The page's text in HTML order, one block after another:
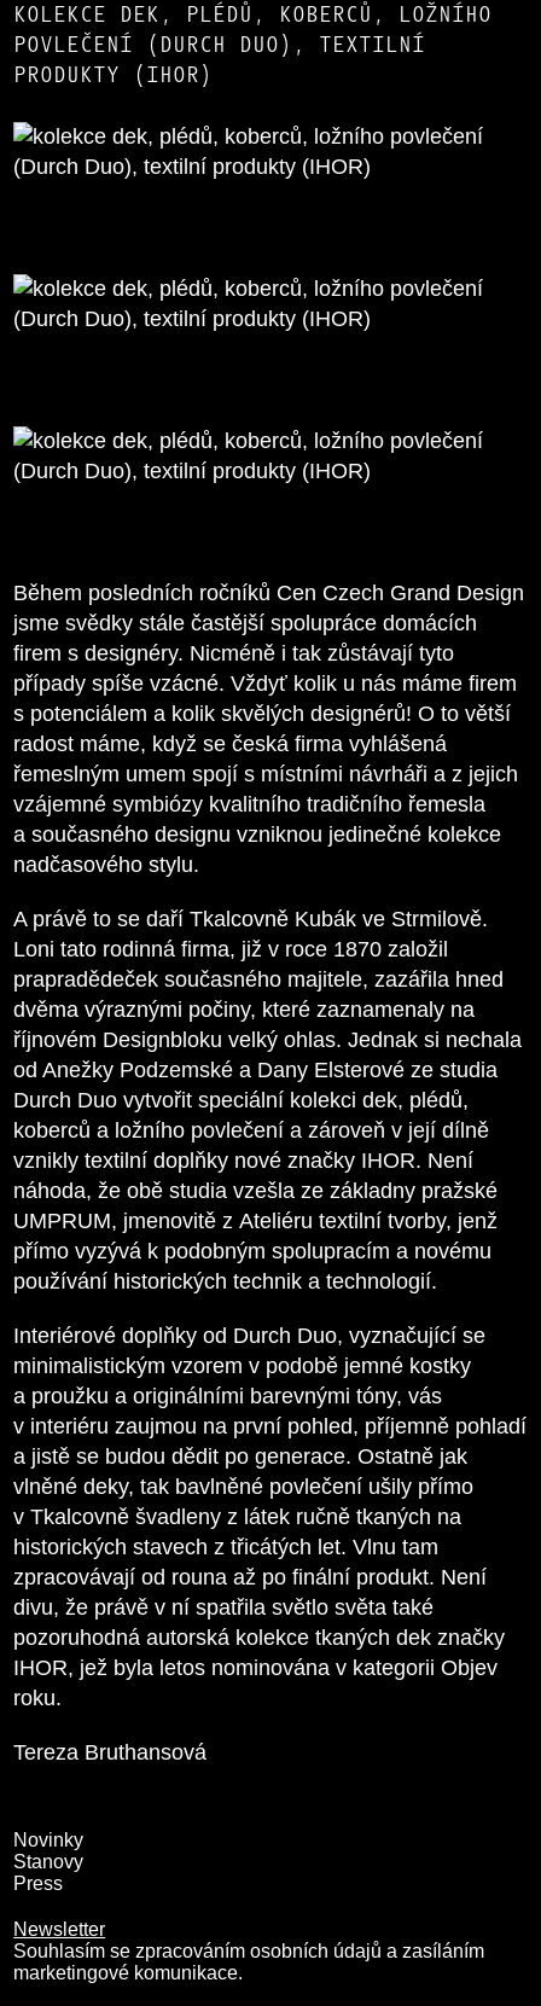
KOLEKCE DEK, PLÉDŮ, KOBERCŮ, LOŽNÍHO
POVLEČENÍ (DURCH DUO), TEXTILNÍ
PRODUKTY (IHOR)
Během posledních ročníků Cen Czech Grand Design
jsme svědky stále častější spolupráce domácích
firem s designéry. Nicméně i tak zůstávají tyto
případy spíše vzácné. Vždyť kolik u nás máme firem
s potenciálem a kolik skvělých designérů! O to větší
radost máme, když se česká firma vyhlášená
řemeslným umem spojí s místními návrháři a z jejich
vzájemné symbiózy kvalitního tradičního řemesla
a současného designu vzniknou jedinečné kolekce
nadčasového stylu.
A právě to se daří Tkalcovně Kubák ve Strmilově.
Loni tato rodinná firma, již v roce 1870 založil
prapradědeček současného majitele, zazářila hned
dvěma výraznými počiny, které zaznamenaly na
říjnovém Designbloku velký ohlas. Jednak si nechala
od Anežky Podzemské a Dany Elsterové ze studia
Durch Duo vytvořit speciální kolekci dek, plédů,
koberců a ložního povlečení a zároveň v její dílně
vznikly textilní doplňky nové značky IHOR. Není
náhoda, že obě studia vzešla ze základny pražské
UMPRUM, jmenovitě z Ateliéru textilní tvorby, jenž
přímo vyzývá k podobným spolupracím a novému
používání historických technik a technologií.
Interiérové doplňky od Durch Duo, vyznačující se
minimalistickým vzorem v podobě jemné kostky
a proužku a originálními barevnými tóny, vás
v interiéru zaujmou na první pohled, příjemně pohladí
a jistě se budou dědit po generace. Ostatně jak
vlněné deky, tak bavlněné povlečení ušily přímo
v Tkalcovně švadleny z látek ručně tkaných na
historických stavech z třicátých let. Vlnu tam
zpracovávají od rouna až po finální produkt. Není
divu, že právě v ní spatřila světlo světa také
pozoruhodná autorská kolekce tkaných dek značky
IHOR, jež byla letos nominována v kategorii Objev
roku.
Tereza Bruthansová
Novinky
Stanovy
Press
Newsletter
Souhlasím se zpracováním osobních údajů a zasíláním
marketingové komunikace.